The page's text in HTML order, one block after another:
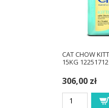
CAT CHOW
15KG 12251712
306,00 zł